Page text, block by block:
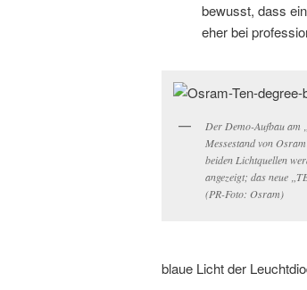
bewusst, dass
eher bei
Der Demo-Aufbau
Messestand von
beiden Lichtquellen
angezeigt; das neue
(PR-Foto: Osram)
blaue Licht der